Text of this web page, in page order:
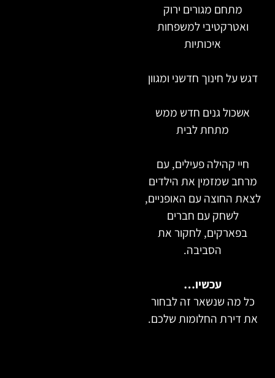
מתחם מגורים ירוק
ואטרקטיבי למשפחות
איכותיות
דגש על חינוך חדשני ומגוון
אשכול גנים חדש ממש
מתחת לבית
חיי קהילה פעילים, עם
מרחב שמזמין את הילדים
לצאת החוצה עם האופניים,
לשחק עם חברים
בפארקים, לחקור את
הסביבה.
עכשיו…
כל מה שנשאר זה לבחור
את דירת החלומות שלכם.